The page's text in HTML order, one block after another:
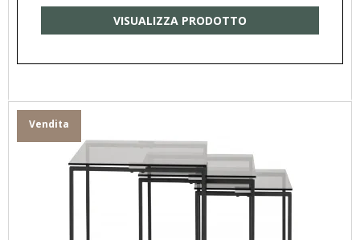
VISUALIZZA PRODOTTO
Vendita